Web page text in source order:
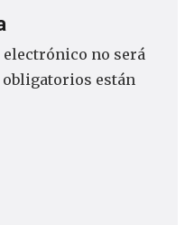
no será
obligatorios están